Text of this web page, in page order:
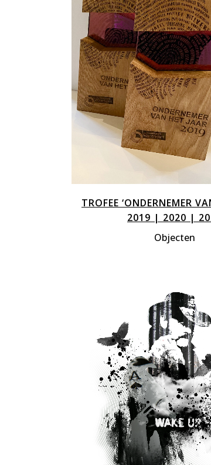
ZOOM VIEW
TROFEE ‘ONDERNEMER
2019 | 2020 |
Objecten
ZOOM VIEW